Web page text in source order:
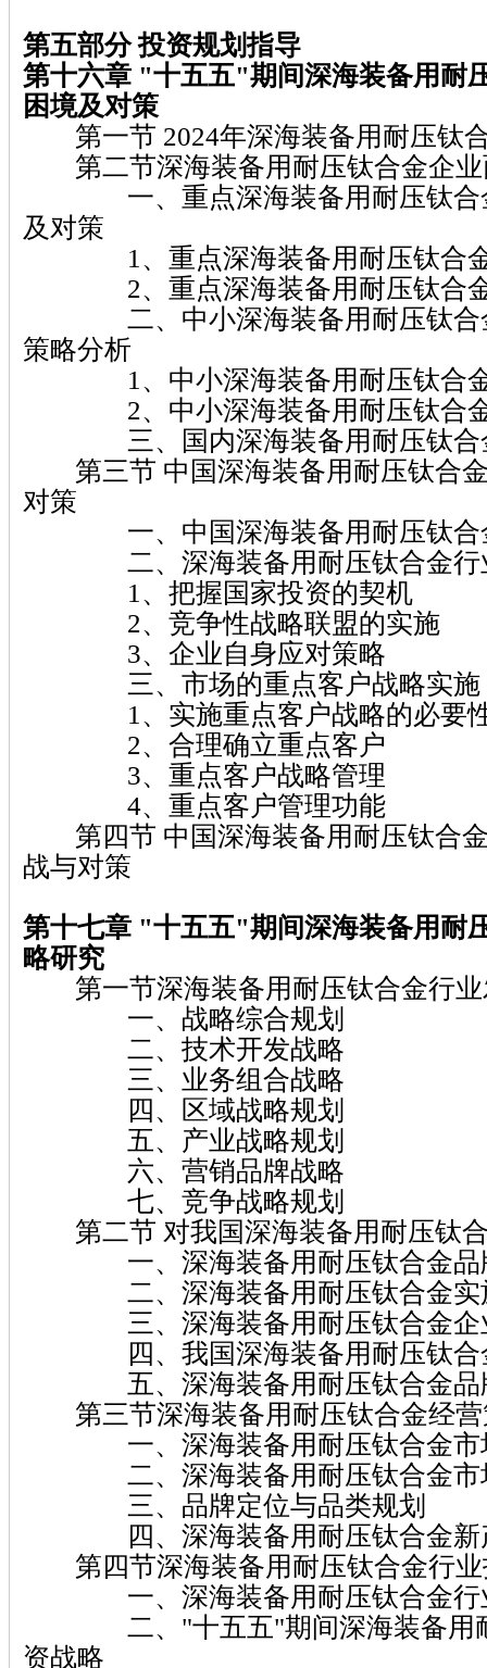
第五部分 投资规划指导
第十六章 "十五五"期间深海装备用耐
困境及对策
第一节 2024年深海装备用耐压钛
第二节深海装备用耐压钛合金企业
一、重点深海装备用耐压钛合
及对策
1、重点深海装备用耐压钛合金
2、重点深海装备用耐压钛合金
二、中小深海装备用耐压钛合
策略分析
1、中小深海装备用耐压钛合金
2、中小深海装备用耐压钛合金
三、国内深海装备用耐压钛合
第三节 中国深海装备用耐压钛合
对策
一、中国深海装备用耐压钛合
二、深海装备用耐压钛合金行
1、把握国家投资的契机
2、竞争性战略联盟的实施
3、企业自身应对策略
三、市场的重点客户战略实施
1、实施重点客户战略的必要
2、合理确立重点客户
3、重点客户战略管理
4、重点客户管理功能
第四节 中国深海装备用耐压钛合
战与对策
第十七章 "十五五"期间深海装备用耐
略研究
第一节深海装备用耐压钛合金行业
一、战略综合规划
二、技术开发战略
三、业务组合战略
四、区域战略规划
五、产业战略规划
六、营销品牌战略
七、竞争战略规划
第二节 对我国深海装备用耐压钛
一、深海装备用耐压钛合金品
二、深海装备用耐压钛合金实
三、深海装备用耐压钛合金企
四、我国深海装备用耐压钛合
五、深海装备用耐压钛合金品
第三节深海装备用耐压钛合金经营
一、深海装备用耐压钛合金市
二、深海装备用耐压钛合金市
三、品牌定位与品类规划
四、深海装备用耐压钛合金新
第四节深海装备用耐压钛合金行业
一、深海装备用耐压钛合金行
二、"十五五"期间深海装备用耐
资战略